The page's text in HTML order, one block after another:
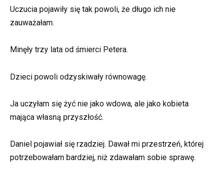
Uczucia pojawiły się tak powoli, że długo ich nie
zauważałam.
Minęły trzy lata od śmierci Petera.
Dzieci powoli odzyskiwały równowagę.
Ja uczyłam się żyć nie jako wdowa, ale jako kobieta
mająca własną przyszłość.
Daniel pojawiał się rzadziej. Dawał mi przestrzeń, której
potrzebowałam bardziej, niż zdawałam sobie sprawę.